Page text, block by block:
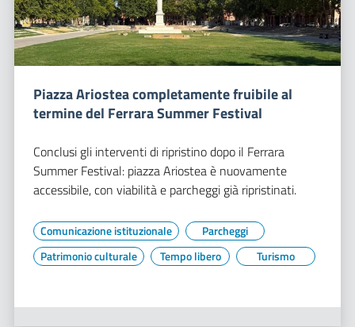
Piazza Ariostea completamente fruibile al
termine del Ferrara Summer Festival
Conclusi gli interventi di ripristino dopo il Ferrara
Summer Festival: piazza Ariostea è nuovamente
accessibile, con viabilità e parcheggi già ripristinati.
Comunicazione istituzionale
Parcheggi
Patrimonio culturale
Tempo libero Turismo